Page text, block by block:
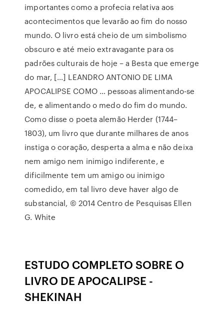
importantes como a profecia relativa aos
acontecimentos que levarão ao fim do nosso
mundo. O livro está cheio de um simbolismo
obscuro e até meio extravagante para os
padrões culturais de hoje – a Besta que emerge
do mar, […] LEANDRO ANTONIO DE LIMA
APOCALIPSE COMO … pessoas alimentando-se
de, e alimentando o medo do fim do mundo.
Como disse o poeta alemão Herder (1744–
1803), um livro que durante milhares de anos
instiga o coração, desperta a alma e não deixa
nem amigo nem inimigo indiferente, e
dificilmente tem um amigo ou inimigo
comedido, em tal livro deve haver algo de
substancial, © 2014 Centro de Pesquisas Ellen
G. White
ESTUDO COMPLETO SOBRE O
LIVRO DE APOCALIPSE -
SHEKINAH